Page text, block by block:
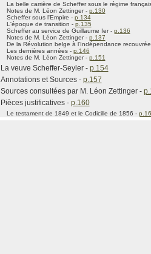
La belle carrière de Scheffer sous le régime
Notes de M. Léon Zettinger - p.130
Scheffer sous l'Empire - p.134
L'époque de transition - p.135
Scheffer au service de Guillaume Ier - p.136
Notes de M. Léon Zettinger - p.137
De la Révolution belge à l'Indépendance
Les dernières années - p.146
Notes de M. Léon Zettinger - p.151
La veuve Scheffer-Seyler - p.154
Annotations et Sources - p.157
Sources consultées par M. Léon Zettinger -
Pièces justificatives - p.160
Le testament de 1849 et le Codicille de 1856 -